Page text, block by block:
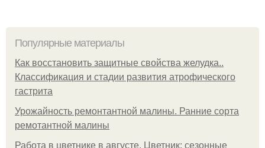
Популярные материалы
Как восстановить защитные свойства желудка..
Классификация и стадии развития атрофического
гастрита
Урожайность ремонтантной малины. Ранние сорта
ремотантной малины
Работа в цветнике в августе. Цветник: сезонные